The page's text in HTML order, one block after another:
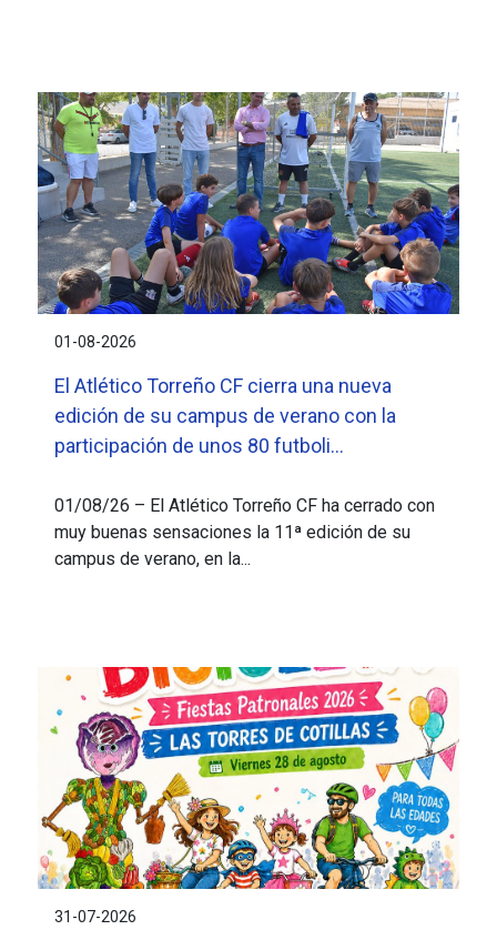
01-08-2026
El Atlético Torreño CF cierra una nueva
edición de su campus de verano con la
participación de unos 80 futboli...
01/08/26 – El Atlético Torreño CF ha cerrado con
muy buenas sensaciones la 11ª edición de su
campus de verano, en la...
31-07-2026